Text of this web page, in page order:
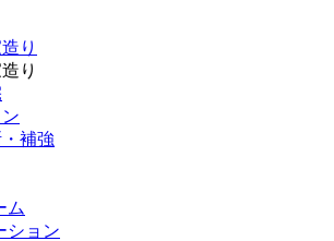
り
り
補強
ム
ション